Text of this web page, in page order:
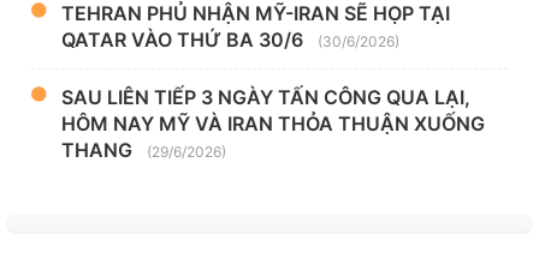
TEHRAN PHỦ NHẬN MỸ-IRAN SẼ HỌP TẠI
QATAR VÀO THỨ BA 30/6
(30/6/2026)
SAU LIÊN TIẾP 3 NGÀY TẤN CÔNG QUA LẠI,
HÔM NAY MỸ VÀ IRAN THỎA THUẬN XUỐNG
THANG
(29/6/2026)